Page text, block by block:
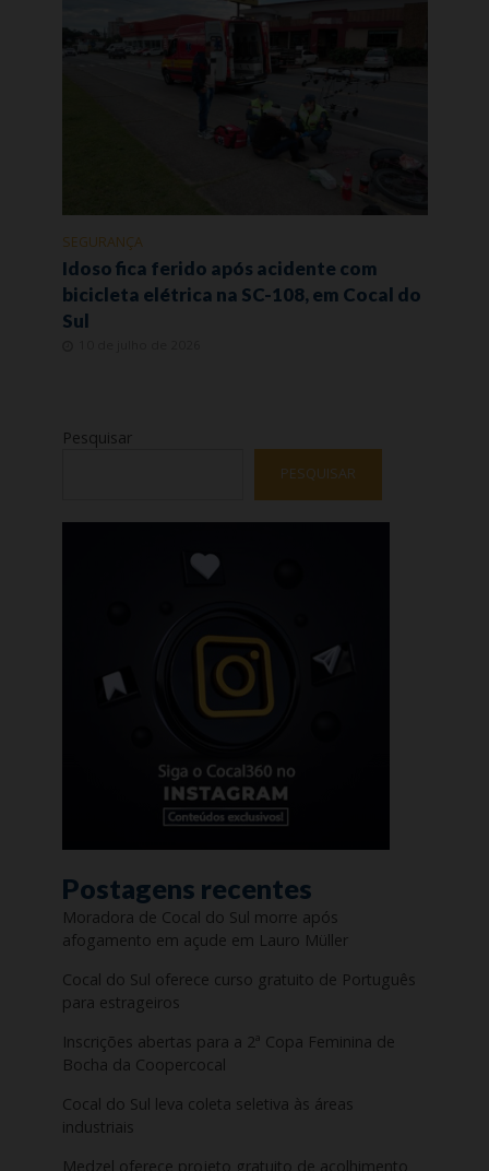
SEGURANÇA
Idoso fica ferido após acidente com
bicicleta elétrica na SC-108, em Cocal do
Sul
Pesquisar
PESQUISAR
Postagens recentes
Moradora de Cocal do Sul morre após
afogamento em açude em Lauro Müller
Cocal do Sul oferece curso gratuito de Português
para estrageiros
Inscrições abertas para a 2ª Copa Feminina de
Bocha da Coopercocal
Cocal do Sul leva coleta seletiva às áreas
industriais
Medzel oferece projeto gratuito de acolhimento